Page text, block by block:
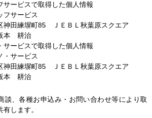
サービスで取得した個人情報
フサービス
神田練塀町85 ＪＥＢＬ秋葉原スクエア
本 耕治
サービスで取得した個人情報
・サービス
神田練塀町85 ＪＥＢＬ秋葉原スクエア
本 耕治
談、各種お申込み・お問い合わせ等により取
します。
閉じる